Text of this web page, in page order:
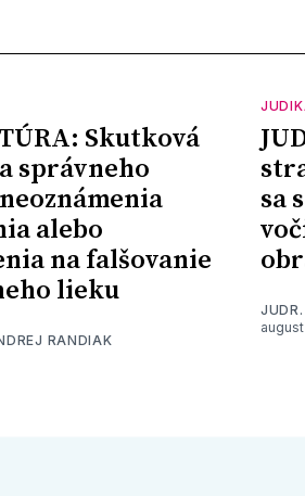
Skutková
správneho
alebo
na falšovanie
lieku
RANDIAK
sa